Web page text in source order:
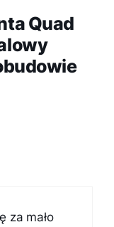
Quad
za mało